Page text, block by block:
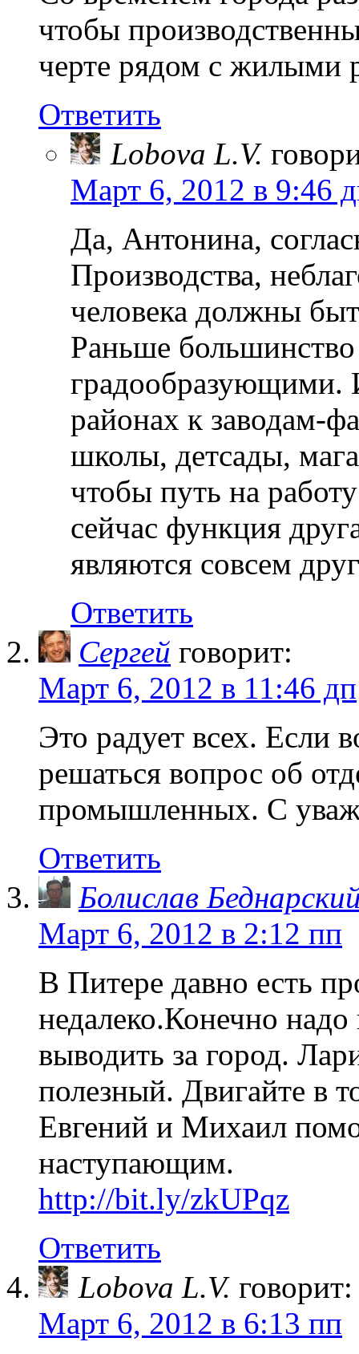
чтобы
черте рядом с жилыми
Ответить
Lobova L.V.
Март 6, 2012 в 9:46
Да, Антонина,
Производства,
человека должны
Раньше
районах к заводам-
школы, детсады,
чтобы путь на
сейчас функция
являются совсем
Ответить
Сергей говорит:
Март 6, 2012 в 11:46 дп
Это радует всех. Если
решаться вопрос об
промышленных. С
Ответить
Болислав
Март 6, 2012 в 2:12 пп
В Питере давно есть
недалеко.Конечно
выводить за город.
полезный. Двигайте в
Евгений и Михаил
наступающим.
http://bit.ly/zkUPqz
Ответить
Lobova L.V. говорит:
Март 6, 2012 в 6:13 пп